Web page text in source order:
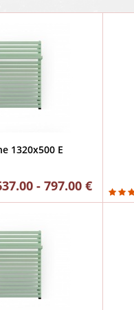
1320x500 E
- 797.00 €